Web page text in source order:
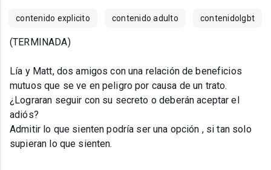
contenido explicito contenido adulto contenidolgbt
(TERMINADA)
Lía y Matt, dos amigos con una relación de beneficios
mutuos que se ve en peligro por causa de un trato.
¿Lograran seguir con su secreto o deberán aceptar el
adiós?
Admitir lo que sienten podría ser una opción , si tan solo
supieran lo que sienten.